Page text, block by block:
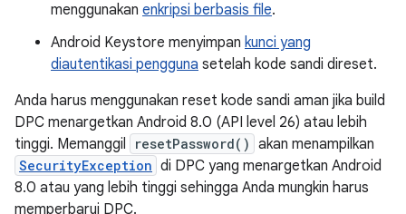
menggunakan enkripsi berbasis file.
Android Keystore menyimpan kunci yang
diautentikasi pengguna setelah kode sandi direset.
Anda harus menggunakan reset kode sandi aman jika build
DPC menargetkan Android 8.0 (API level 26) atau lebih
tinggi. Memanggil
resetPassword() akan menampilkan
SecurityException di DPC yang menargetkan Android
8.0 atau yang lebih tinggi sehingga Anda mungkin harus
memperbarui DPC.